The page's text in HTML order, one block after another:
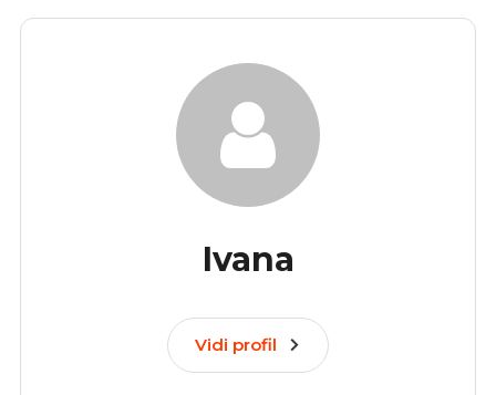
Ivana
Vidi profil